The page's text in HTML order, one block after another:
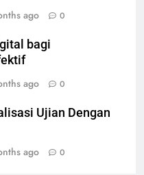
ago 0
bagi
ago 0
Ujian Dengan
ago 0